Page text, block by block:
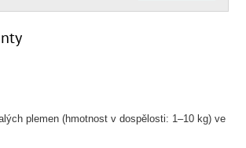
plemen (hmotnost v dospělosti: 1–10 kg) ve